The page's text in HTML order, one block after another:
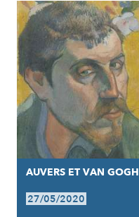
AUVERS ET VAN GOGH
27/05/2020